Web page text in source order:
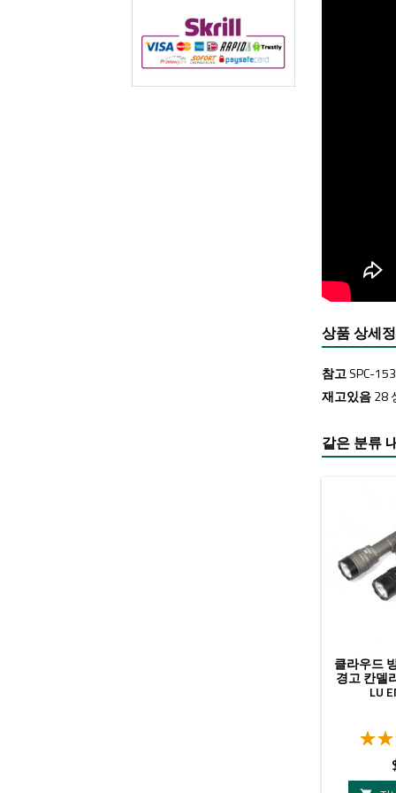
상품 상세
참고SPC-
재고있음28
같은 분류
클라우드
경고 칸델
LU